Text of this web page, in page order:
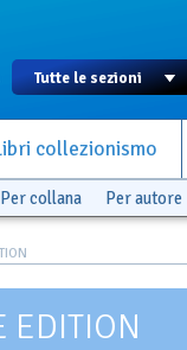
collezionismo
Per collana Per autore
EDITION